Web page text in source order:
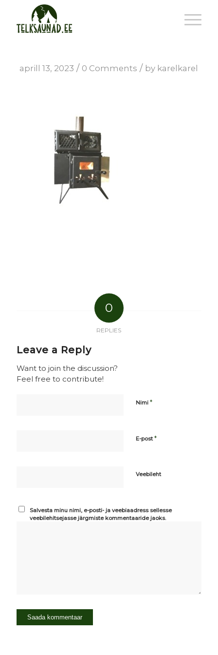
aprill 13, 2023 / 0 Comments / by karelkarel
0
REPLIES
Leave a Reply
Want to join the discussion?
Feel free to contribute!
Nimi *
E-post*
Veebileht
Salvesta minu nimi, e-posti- ja veebiaadress sellesse
veebilehitsejasse järgmiste kommentaaride jaoks.